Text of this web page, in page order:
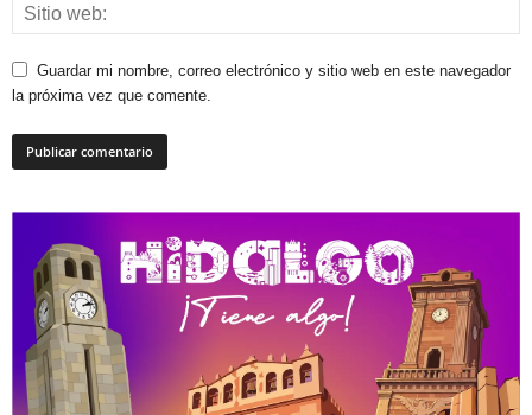
Guardar mi nombre, correo electrónico y sitio web en este navegador
la próxima vez que comente.